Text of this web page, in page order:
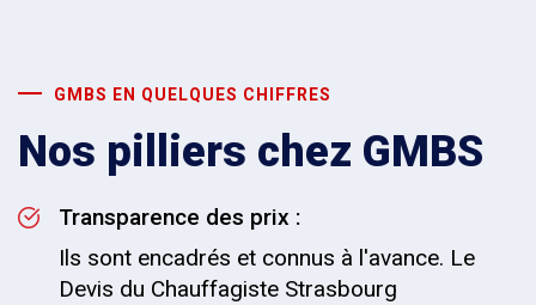
GMBS EN QUELQUES CHIFFRES
Nos pilliers chez GMBS
Transparence des prix :
Ils sont encadrés et connus à l'avance. Le
Devis du Chauffagiste Strasbourg